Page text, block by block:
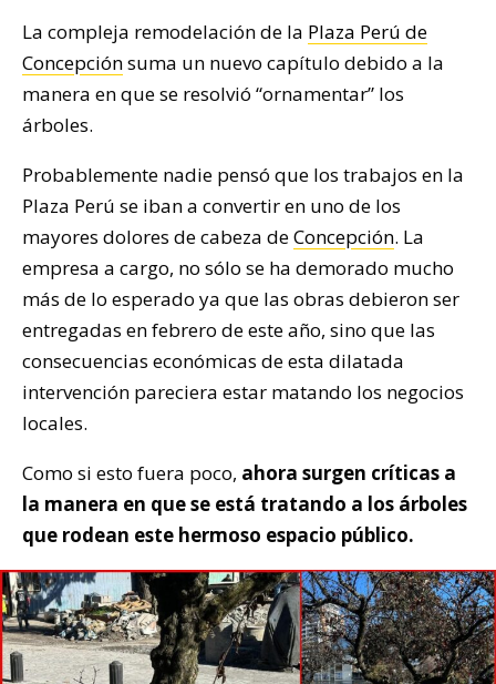
La compleja remodelación de la Plaza Perú de
Concepciónsuma un nuevo capítulo debido a la
manera en que se resolvió “ornamentar” los
árboles.
Probablemente nadie pensó que los trabajos en la
Plaza Perú se iban a convertir en uno de los
mayores dolores de cabeza deConcepción. La
empresa a cargo, no sólo se ha demorado mucho
más de lo esperado ya que las obras debieron ser
entregadas en febrero de este año, sino que las
consecuencias económicas de esta dilatada
intervención pareciera estar matando los negocios
locales.
Como si esto fuera poco, ahora surgen críticas a
la manera en que se está tratando a los árboles
que rodean este hermoso espacio público.